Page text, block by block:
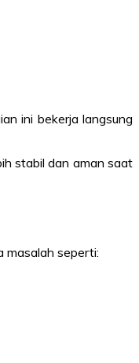
ini bekerja langsung
stabil dan aman saat
masalah seperti: